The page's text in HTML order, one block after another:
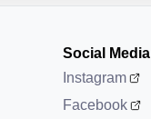
Social Media
Instagram
Facebook